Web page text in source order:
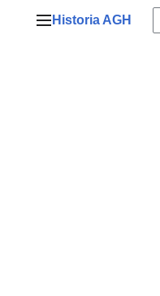
Menu główne
Historia AGH